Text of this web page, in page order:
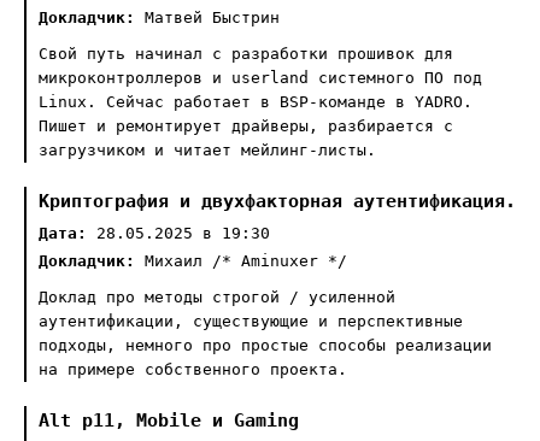
Докладчик:
Матвей Быстрин
Свой путь начинал с разработки прошивок для
микроконтроллеров и userland системного ПО под
Linux. Сейчас работает в BSP-команде в YADRO.
Пишет и ремонтирует драйверы, разбирается с
загрузчиком и читает мейлинг-листы.
Криптография и двухфакторная аутентификация.
Дата:
28.05.2025 в 19:30
Докладчик:
Михаил /* Aminuxer */
Доклад про методы строгой / усиленной
аутентификации, существующие и перспективные
подходы, немного про простые способы реализации
на примере собственного проекта.
Alt p11, Mobile и Gaming